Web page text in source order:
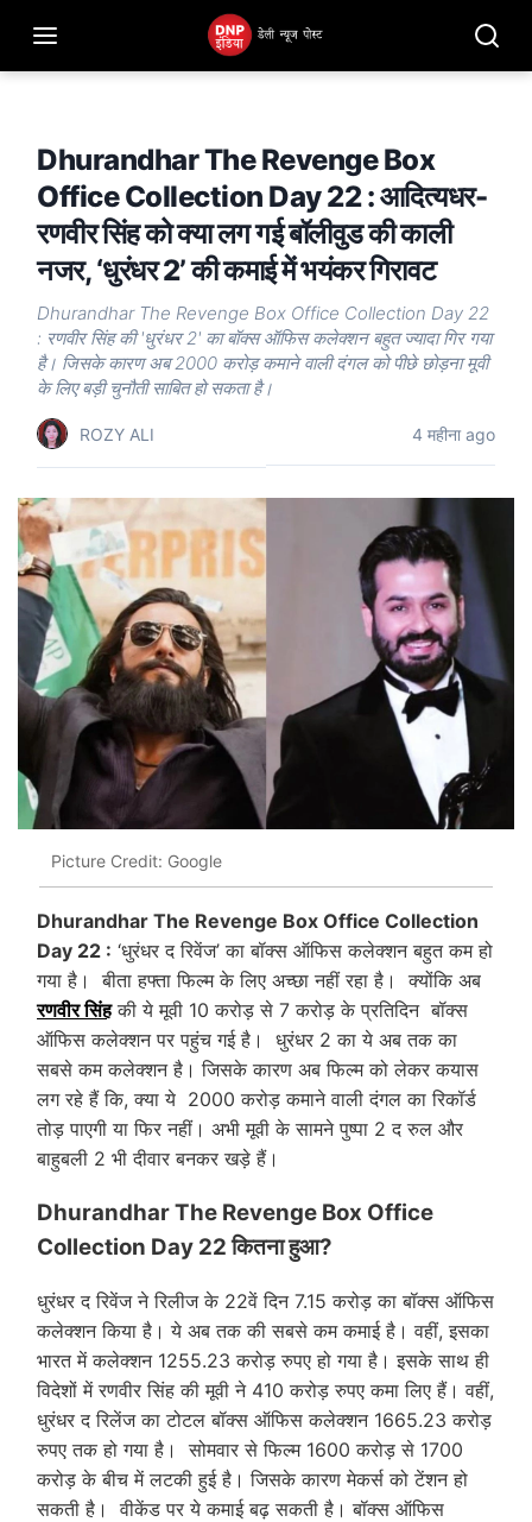
Dhurandhar The Revenge Box
Office Collection Day 22 : आदित्यधर-
रणवीर सिंह को क्या लग गई बॉलीवुड की काली
नजर, ‘धुरंधर 2’ की कमाई में भयंकर गिरावट
Dhurandhar The Revenge Box Office Collection Day 22
: रणवीर सिंह की 'धुरंधर 2' का बॉक्स ऑफिस कलेक्शन बहुत ज्यादा गिर गया
है। जिसके कारण अब 2000 करोड़ कमाने वाली दंगल को पीछे छोड़ना मूवी
के लिए बड़ी चुनौती साबित हो सकता है।
ROZY ALI 4 महीना ago
Picture Credit: Google
Dhurandhar The Revenge Box Office Collection
Day 22 : ‘धुरंधर द रिवेंज’ का बॉक्स ऑफिस कलेक्शन बहुत कम हो
गया है। बीता हफ्ता फिल्म के लिए अच्छा नहीं रहा है। क्योंकि अब
रणवीर सिंहकी ये मूवी 10 करोड़ से 7 करोड़ के प्रतिदिन बॉक्स
ऑफिस कलेक्शन पर पहुंच गई है। धुरंधर 2 का ये अब तक का
सबसे कम कलेक्शन है। जिसके कारण अब फिल्म को लेकर कयास
लग रहे हैं कि, क्या ये 2000 करोड़ कमाने वाली दंगल का रिकॉर्ड
तोड़ पाएगी या फिर नहीं। अभी मूवी के सामने पुष्पा 2 द रुल और
बाहुबली 2 भी दीवार बनकर खड़े हैं।
Dhurandhar The Revenge Box Office
Collection Day 22 कितना हुआ?
धुरंधर द रिवेंज ने रिलीज के 22वें दिन 7.15 करोड़ का बॉक्स ऑफिस
कलेक्शन किया है। ये अब तक की सबसे कम कमाई है। वहीं, इसका
भारत में कलेक्शन 1255.23 करोड़ रुपए हो गया है। इसके साथ ही
विदेशों में रणवीर सिंह की मूवी ने 410 करोड़ रुपए कमा लिए हैं। वहीं,
धुरंधर द रिलेंज का टोटल बॉक्स ऑफिस कलेक्शन 1665.23 करोड़
रुपए तक हो गया है। सोमवार से फिल्म 1600 करोड़ से 1700
करोड़ के बीच में लटकी हुई है। जिसके कारण मेकर्स को टेंशन हो
सकती है। वीकेंड पर ये कमाई बढ़ सकती है। बॉक्स ऑफिस